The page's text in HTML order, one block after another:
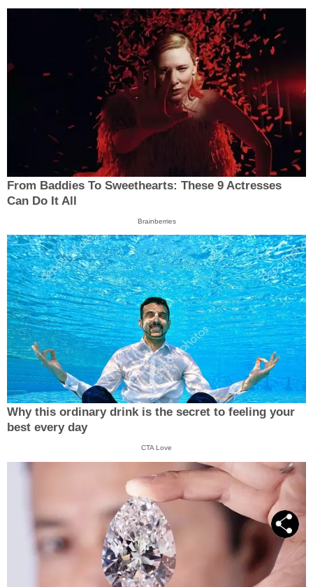
From Baddies To Sweethearts: These 9 Actresses
Can Do It All
Brainberries
Why this ordinary drink is the secret to feeling your
best every day
CTA Love